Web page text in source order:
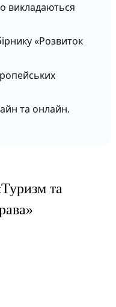
викладаються
«Розвиток
та онлайн.
та